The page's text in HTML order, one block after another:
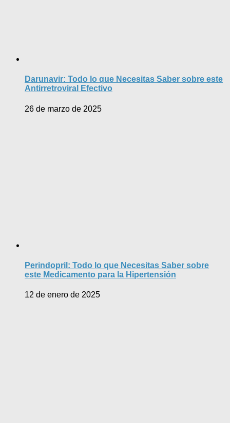
Darunavir: Todo lo que Necesitas Saber sobre este
Antirretroviral Efectivo
26 de marzo de 2025
Perindopril: Todo lo que Necesitas Saber sobre
este Medicamento para la Hipertensión
12 de enero de 2025